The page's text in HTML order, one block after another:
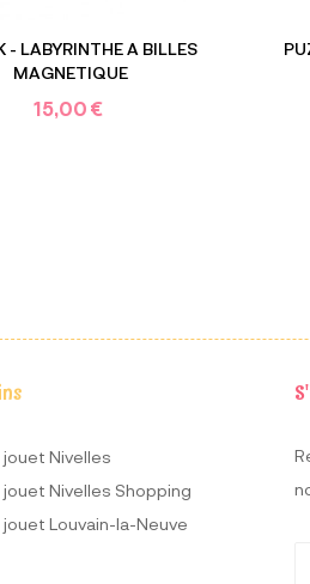
- LABYRINTHE A BILLES
MAGNETIQUE
15,00 €
Nivelles
Nivelles Shopping
Louvain-la-Neuve